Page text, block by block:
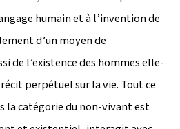
humain et à l’invention de
d’un moyen de
de l’existence des hommes elle-
perpétuel sur la vie. Tout ce
la catégorie du non-vivant est